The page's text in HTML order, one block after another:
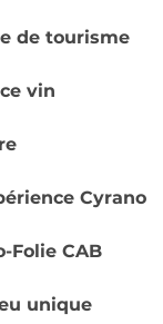
de tourisme
vin
Cyrano
Folie CAB
unique
de la pluie.
bien
solo, en
5 ans
Vignes juste
en famille
room) ou